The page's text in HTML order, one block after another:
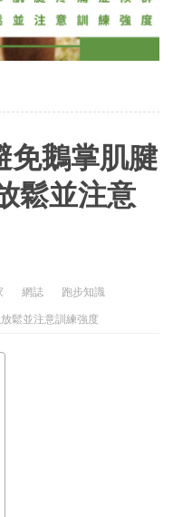
免鵝掌肌腱
鬆並注意
網誌 跑步知識
鬆並注意訓練強度